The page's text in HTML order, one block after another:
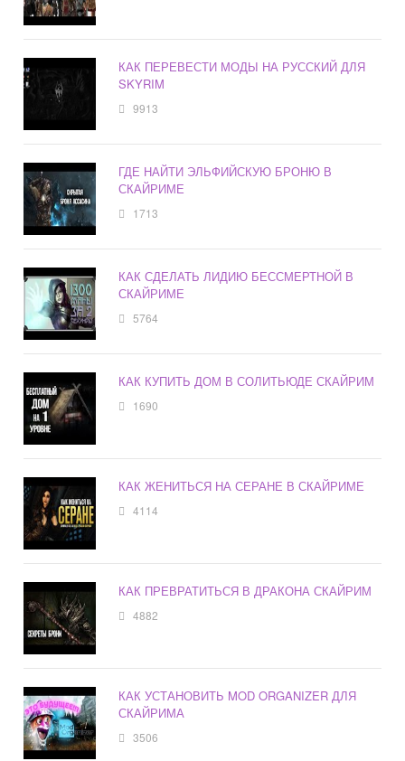
КАК ПЕРЕВЕСТИ МОДЫ НА РУССКИЙ ДЛЯ
SKYRIM
9913
ГДЕ НАЙТИ ЭЛЬФИЙСКУЮ БРОНЮ В
СКАЙРИМЕ
1713
КАК СДЕЛАТЬ ЛИДИЮ БЕССМЕРТНОЙ В
СКАЙРИМЕ
5764
КАК КУПИТЬ ДОМ В СОЛИТЬЮДЕ СКАЙРИМ
1690
КАК ЖЕНИТЬСЯ НА СЕРАНЕ В СКАЙРИМЕ
4114
КАК ПРЕВРАТИТЬСЯ В ДРАКОНА СКАЙРИМ
4882
КАК УСТАНОВИТЬ MOD ORGANIZER ДЛЯ
СКАЙРИМА
3506